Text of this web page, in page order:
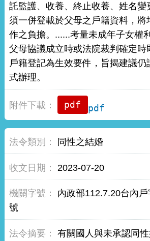
託監護、收養、終止收養、姓名變
須一併登載於父母之戶籍資料，將
作之負擔。......考量未成年子女權
父母協議成立時或法院裁判確定時
戶籍登記為生效要件，旨揭建議
式辦理。
pdf
同性之結婚
2023-07-20
內政部112.7.20台內
號
有關國人與未承認同性